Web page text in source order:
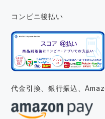
コンビニ後払い
代金引換、銀行振込、